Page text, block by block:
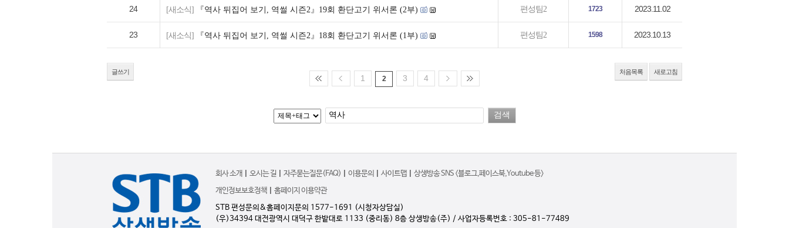
24 [새소식] 『역사 뒤집어 보기, 역썰 시즌2』19회 환단고기 위서론 (2부) 편성팀2 1723 2023.11.02
23 [새소식] 『역사 뒤집어 보기, 역썰 시즌2』18회 환단고기 위서론 (1부) 편성팀2 1598 2023.10.13
글쓰기 처음목록 새로고침
1 2 3 4
회사 소개 오시는 길 자주묻는질문(FAQ) 이용문의 사이트맵
상생방송 SNS <블로그,페이스북,Youtube 등>
개인정보보호정책
홈페이지 이용약관
STB 편성문의&홈페이지문의 1577-1691 (시청자상담실)
(우)34394 대전광역시 대덕구 한밭대로 1133 (중리동) 8층 상생방송(주) / 사업자등록번호 : 305-81-77489